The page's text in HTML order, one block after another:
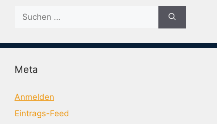
Suche
nach:
Meta
Anmelden
Eintrags-Feed